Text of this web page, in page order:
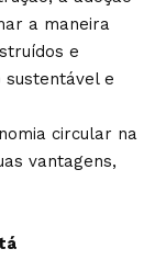
a maneira
e
sustentável e
circular na
vantagens,